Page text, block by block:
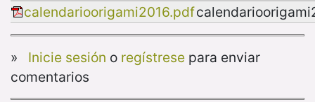
calendarioorigami2016.pdf
» Inicie sesión o regístresepara enviar
comentarios